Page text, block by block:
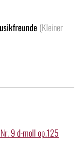
(Kleiner
9 d-moll op.125